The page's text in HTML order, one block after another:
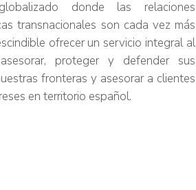
donde las relaciones
transnacionales son cada vez más
ofrecer un servicio integral al
proteger y defender sus
fronteras y asesorar a clientes
en territorio español.